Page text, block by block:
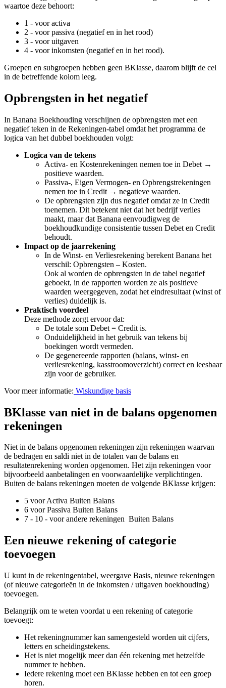
waartoe deze behoort:
1 - voor activa
2 - voor passiva (negatief en in het rood)
3 - voor uitgaven
4 - voor inkomsten (negatief en in het rood).
Groepen en subgroepen hebben geen BKlasse, daarom blijft de cel
in de betreffende kolom leeg.
Opbrengsten in het negatief
In Banana Boekhouding verschijnen de opbrengsten met een
negatief teken in de Rekeningen-tabel omdat het programma de
logica van het dubbel boekhouden volgt:
Logica van de tekens
Activa- en Kostenrekeningen nemen toe in Debet →
positieve waarden.
Passiva-, Eigen Vermogen- en Opbrengstrekeningen
nemen toe in Credit → negatieve waarden.
De opbrengsten zijn dus negatief omdat ze in Credit
toenemen. Dit betekent niet dat het bedrijf verlies
maakt, maar dat Banana eenvoudigweg de
boekhoudkundige consistentie tussen Debet en Credit
behoudt.
Impact op de jaarrekening
In de Winst- en Verliesrekening berekent Banana het
verschil: Opbrengsten – Kosten.
Ook al worden de opbrengsten in de tabel negatief
geboekt, in de rapporten worden ze als positieve
waarden weergegeven, zodat het eindresultaat (winst of
verlies) duidelijk is.
Praktisch voordeel
Deze methode zorgt ervoor dat:
De totale som Debet = Credit is.
Onduidelijkheid in het gebruik van tekens bij
boekingen wordt vermeden.
De gegenereerde rapporten (balans, winst- en
verliesrekening, kasstroomoverzicht) correct en leesbaar
zijn voor de gebruiker.
Voor meer informatie: Wiskundige basis
BKlasse van niet in de balans opgenomen
rekeningen
Niet in de balans opgenomen rekeningen zijn rekeningen waarvan
de bedragen en saldi niet in de totalen van de balans en
resultatenrekening worden opgenomen. Het zijn rekeningen voor
bijvoorbeeld aanbetalingen en voorwaardelijke verplichtingen.
Buiten de balans rekeningen moeten de volgende BKlasse krijgen:
5 voor Activa Buiten Balans
6 voor Passiva Buiten Balans
7 - 10 - voor andere rekeningen Buiten Balans
Een nieuwe rekening of categorie
toevoegen
U kunt in de rekeningentabel, weergave Basis, nieuwe rekeningen
(of nieuwe categorieën in de inkomsten / uitgaven boekhouding)
toevoegen.
Belangrijk om te weten voordat u een rekening of categorie
toevoegt:
Het rekeningnummer kan samengesteld worden uit cijfers,
letters en scheidingstekens.
Het is niet mogelijk meer dan één rekening met hetzelfde
nummer te hebben.
Iedere rekening moet een BKlasse hebben en tot een groep
horen.